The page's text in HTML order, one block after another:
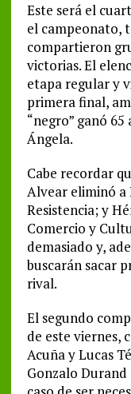
Este será el
el campeonato,
compartieron
victorias. El
etapa regular y
primera final,
“negro” ganó
Ángela.
Cabe recordar
Alvear eliminó a
Resistencia; y
Comercio y
demasiado y,
buscarán sacar
rival.
El segundo
de este viernes,
Acuña y Lucas
Gonzalo Durand